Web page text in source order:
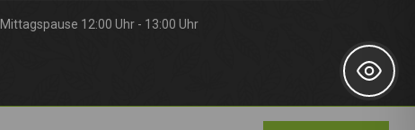
Mittagspause 12:00 Uhr - 13:00 Uhr